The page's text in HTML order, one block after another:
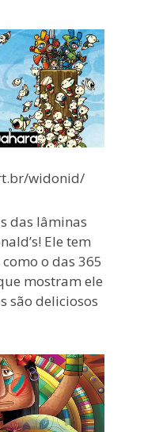
widonid/
das lâminas
Ele tem
o das 365
mostram ele
são deliciosos